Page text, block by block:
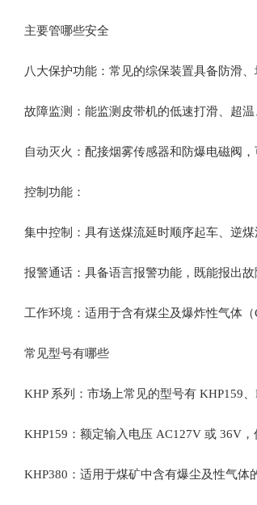
主要管哪些安全
八大保护功能‌：常见的综保装置具备防滑
故障监测‌：能监测皮带机的低速打滑、超温
自动灭火‌：配接烟雾传感器和防爆电磁阀
‌控制功能‌：
集中控制‌：具有送煤流延时顺序起车、逆
报警通话‌：具备语言报警功能，既能报出
工作环境‌：适用于含有煤尘及爆炸性气体
常见型号有哪些
‌KHP 系列‌：市场上常见的型号有 KHP159
KHP159‌：额定输入电压 AC127V 或 36V
‌KHP380‌：适用于煤矿中含有爆尘及性气体